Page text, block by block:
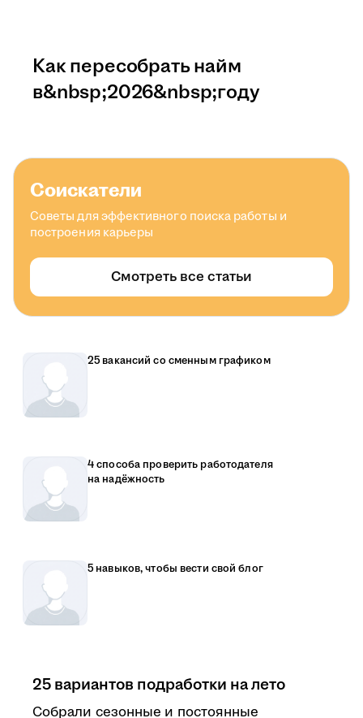
Как пересобрать найм
в&nbsp;2026&nbsp;году
Соискатели
Советы для эффективного поиска работы и
построения карьеры
Смотреть все статьи
25 вакансий со сменным графиком
4 способа проверить работодателя
на надёжность
5 навыков, чтобы вести свой блог
25 вариантов подработки на лето
Собрали сезонные и постоянные